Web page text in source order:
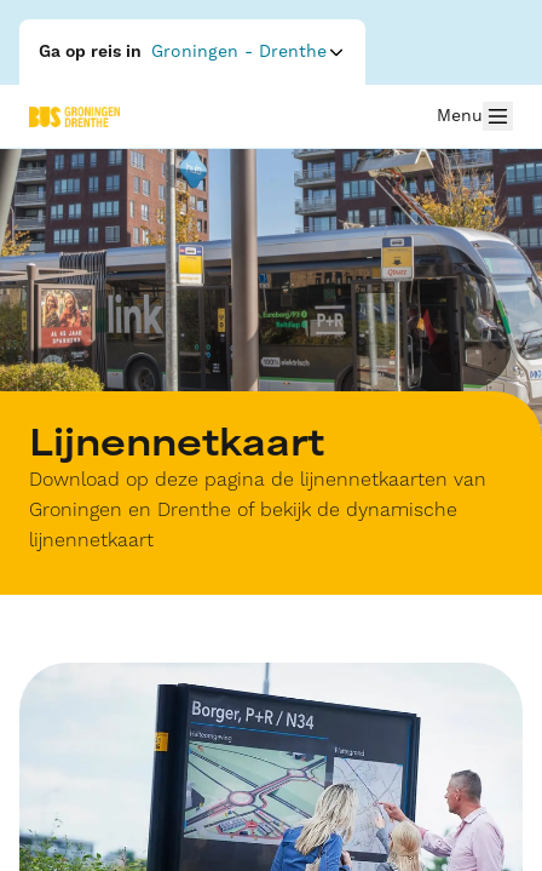
Ga op reis in Groningen - Drenthe
Menu
Lijnennetkaart
Download op deze pagina de lijnennetkaarten van
Groningen en Drenthe of bekijk de dynamische
lijnennetkaart